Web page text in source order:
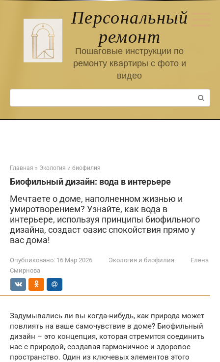
Персональный
ремонт
Пошаговые инструкции по
ремонту квартиры с фото и
видео
Поиск:
Главная » Экология и биофилия
Биофильный дизайн: вода в интерьере
Мечтаете о доме, наполненном жизнью и
умиротворением? Узнайте, как вода в
интерьере, используя принципы биофильного
дизайна, создаст оазис спокойствия прямо у
вас дома!
Опубликовано: 16 Мар 2026 Экология и биофилия
Елена
Смирнова
Задумывались ли вы когда-нибудь, как природа может
повлиять на ваше самочувствие в доме? Биофильный
дизайн – это концепция, которая стремится соединить
нас с природой, создавая гармоничное и здоровое
пространство. Один из ключевых элементов этого